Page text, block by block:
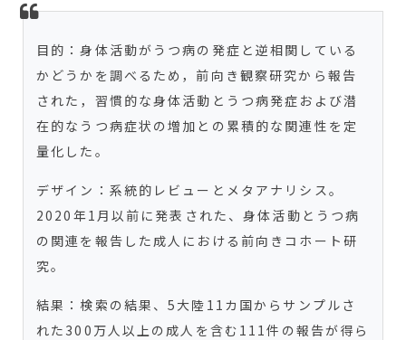
目的：身体活動がうつ病の発症と逆相関している
かどうかを調べるため，前向き観察研究から報告
された，習慣的な身体活動とうつ病発症および潜
在的なうつ病症状の増加との累積的な関連性を定
量化した。
デザイン：系統的レビューとメタアナリシス。
2020年1月以前に発表された、身体活動とうつ病
の関連を報告した成人における前向きコホート研
究。
結果：検索の結果、5大陸11カ国からサンプルさ
れた300万人以上の成人を含む111件の報告が得ら